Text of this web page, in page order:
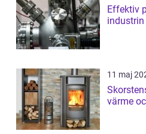
Effektiv
11 maj
värme